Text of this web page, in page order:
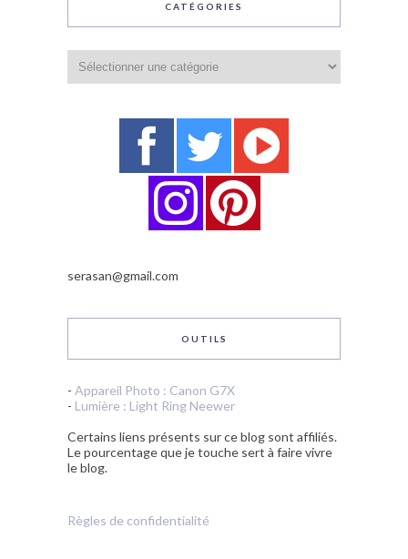
CATÉGORIES
serasan@gmail.com
OUTILS
- Appareil Photo : Canon G7X
- Lumière : Light Ring Neewer
Certains liens présents sur ce blog sont affiliés.
Le pourcentage que je touche sert à faire vivre
le blog.
Règles de confidentialité